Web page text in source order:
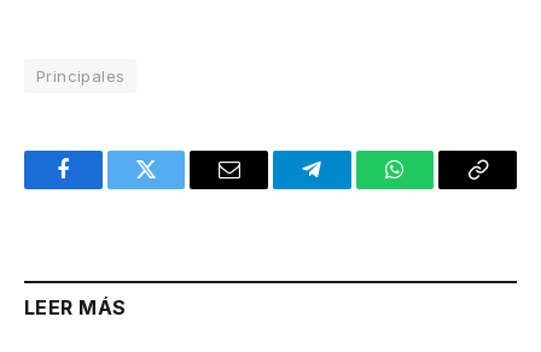
Principales
FacebookTwitter Email TelegramWhatsAppCopy
LEER MÁS